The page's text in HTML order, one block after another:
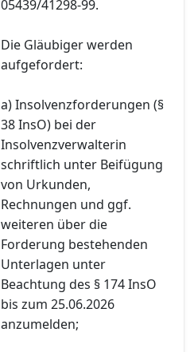
05439/41298-99.
Die Gläubiger werden
aufgefordert:
a) Insolvenzforderungen (§
38 InsO) bei der
Insolvenzverwalterin
schriftlich unter Beifügung
von Urkunden,
Rechnungen und ggf.
weiteren über die
Forderung bestehenden
Unterlagen unter
Beachtung des § 174 InsO
bis zum 25.06.2026
anzumelden;